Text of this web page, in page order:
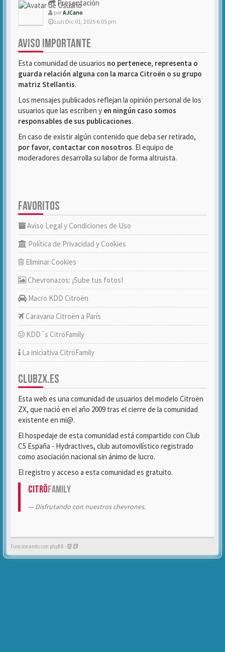
Presentación
porAJCano
Lun Dic 01, 2025 6:05 pm
AVISO IMPORTANTE
Esta comunidad de usuarios no pertenece, representa o
guarda relación alguna con la marca Citroën o su grupo
matriz Stellantis.
Los mensajes publicados reflejan la opinión personal de los
usuarios que las escriben y en ningún caso somos
responsables de sus publicaciones.
En caso de existir algún contenido que deba ser retirado,
por favor, contactar con nosotros. El equipo de
moderadores desarrolla su labor de forma altruista.
FAVORITOS
Aviso Legal y Condiciones de Uso
Política de Privacidad y Cookies
Eliminar Cookies
Chevronazos: ¡Sube tus fotos!
Macro KDD Citroën
Caravana Citroën a París
KDD´s CitröFamily
La iniciativa CitröFamily
CLUBZX.ES
Esta web es una comunidad de usuarios del modelo Citroën
ZX, que nació en el año 2009 tras el cierre de la comunidad
existente en mi@.
El hospedaje de esta comunidad está compartido con Club
C5 España - Hydractives, club automovilístico registrado
como asociación nacional sin ánimo de lucro.
El registro y acceso a esta comunidad es gratuito.
CitröFamily
Disfrutando con nuestros chevrones.
Funcionando con phpBB -